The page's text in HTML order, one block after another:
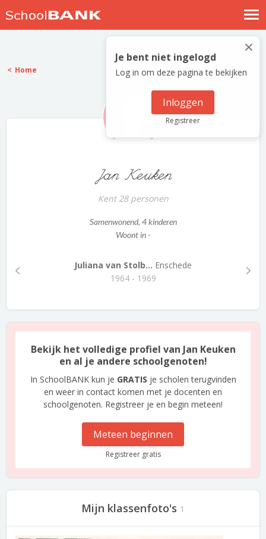
Nostalgische verhalen
Log in
Meld je gratis aan
×
Je bent niet ingelogd
Log in om deze pagina te bekijken
Inloggen
Registreer
Home
Jan Keuken
Kent 28 personen
Samenwonend, 4 kinderen
Woont in -
Juliana van Stolb... Enschede
1964 - 1969
Bekijk het volledige profiel van Jan Keuken
en al je andere schoolgenoten!
In SchoolBANK kun je GRATIS je scholen terugvinden
en weer in contact komen met je docenten en
schoolgenoten. Registreer je en begin meteen!
Meteen beginnen
Registreer gratis
Mijn klassenfoto's 1